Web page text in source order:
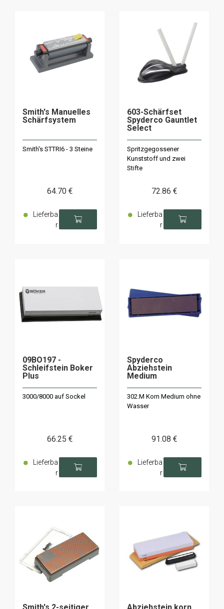
Smith's Manuelles
Schärfsystem
Smith's STTRI6 - 3 Steine
64.70 €
Lieferba
r
603-Schärfset
Spyderco Gauntlet
Select
Spritzgegossener
Kunststoff und zwei
Stifte
72.86 €
Lieferba
r
09BO197 -
Schleifstein Boker
Plus
3000/8000 auf Sockel
66.25 €
Lieferba
r
Spyderco
Abziehstein
Medium
302.M Korn Medium ohne
Wasser
91.08 €
Lieferba
r